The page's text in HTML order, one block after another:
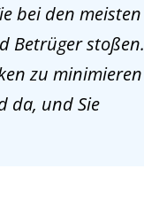
bei den meisten
Betrüger stoßen.
zu minimieren
da, und Sie